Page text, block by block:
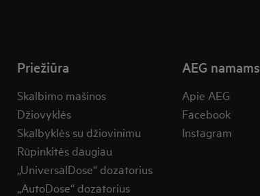
Priežiūra
Skalbimo mašinos
Džiovyklės
Skalbyklės su džiovinimu
Rūpinkitės daugiau
„UniversalDose“ dozatorius
„AutoDose“ dozatorius
AEG namams
Apie AEG
Facebook
Instagram